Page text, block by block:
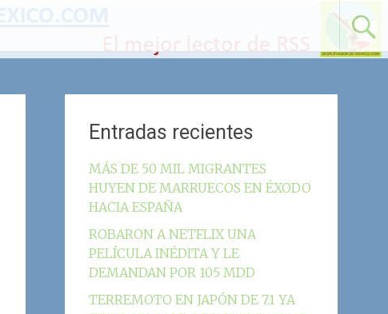
Entradas recientes
MÁS DE 50 MIL MIGRANTES
HUYEN DE MARRUECOS EN ÉXODO
HACIA ESPAÑA
ROBARON A NETFLIX UNA
PELÍCULA INÉDITA Y LE
DEMANDAN POR 105 MDD
TERREMOTO EN JAPÓN DE 7.1 YA